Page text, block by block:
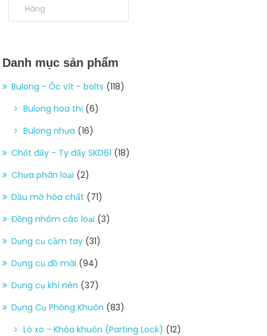
Hàng
Danh mục sản phẩm
Bulong - Ốc vít - bolts (118)
Bulong hoa thị (6)
Bulong nhựa (16)
Chốt đẩy - Ty đẩy SKD61 (18)
Chưa phân loại (2)
Dầu mỡ hóa chất (71)
Đồng nhôm các loại (3)
Dụng cụ cầm tay (31)
Dụng cụ đồ mài (94)
Dụng cụ khí nén (37)
Dụng Cụ Phòng Khuôn (83)
Lò xo - Khóa khuôn (Parting Lock) (12)